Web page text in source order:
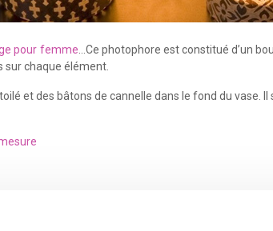
pour femme …Ce photophore est constitué d’un
sur chaque élément.
et des bâtons de cannelle dans le fond du vase.